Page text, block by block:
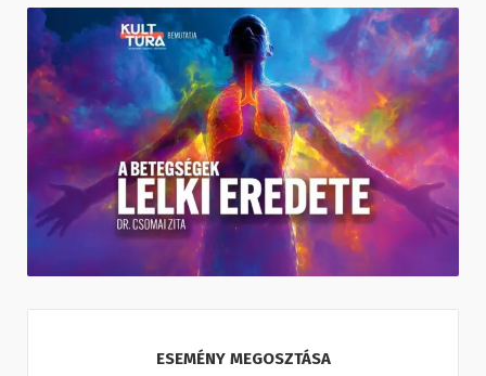
ESEMÉNY MEGOSZTÁSA